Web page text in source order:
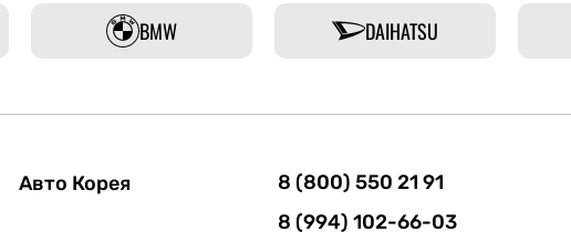
BMW DAIHATSU
Авто Корея
8 (800) 550 21 91
8 (994) 102-66-03